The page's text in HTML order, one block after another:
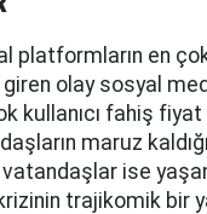
platformların en
olay sosyal
kullanıcı fahiş fiyat
maruz
ise
trajikomik bir